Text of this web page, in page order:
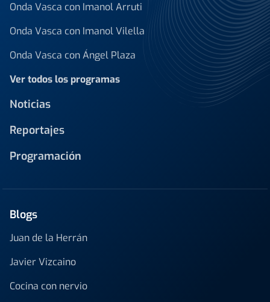
Onda Vasca con Imanol Arruti
Onda Vasca con Imanol Vilella
Onda Vasca con Ángel Plaza
Ver todos los programas
Noticias
Reportajes
Programación
Blogs
Juan de la Herrán
Javier Vizcaino
Cocina con nervio